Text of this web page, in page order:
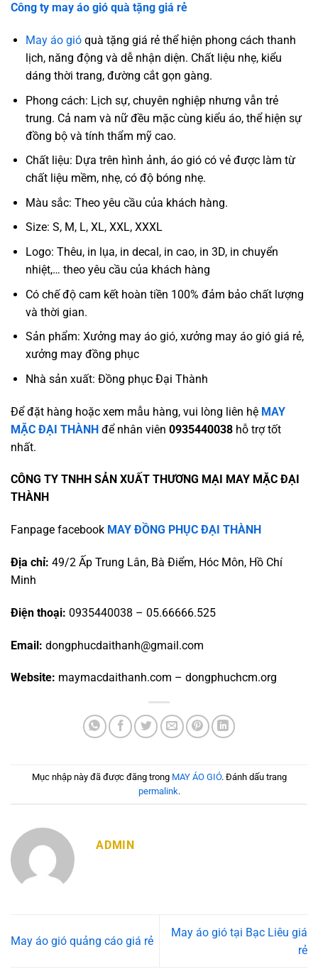
Công ty may áo gió quà tặng giá rẻ
May áo gióquà tặng giá rẻ thể hiện phong cách thanh
lịch, năng động và dễ nhận diện. Chất liệu nhẹ, kiểu
dáng thời trang, đường cắt gọn gàng.
Phong cách: Lịch sự, chuyên nghiệp nhưng vẫn trẻ
trung. Cả nam và nữ đều mặc cùng kiểu áo, thể hiện sự
đồng bộ và tính thẩm mỹ cao.
Chất liệu: Dựa trên hình ảnh, áo gió có vẻ được làm từ
chất liệu mềm, nhẹ, có độ bóng nhẹ.
Màu sắc: Theo yêu cầu của khách hàng.
Size: S, M, L, XL, XXL, XXXL
Logo: Thêu, in lụa, in decal, in cao, in 3D, in chuyển
nhiệt,… theo yêu cầu của khách hàng
Có chế độ cam kết hoàn tiền 100% đảm bảo chất lượng
và thời gian.
Sản phẩm: Xưởng may áo gió, xưởng may áo gió giá rẻ,
xưởng may đồng phục
Nhà sản xuất: Đồng phục Đại Thành
Để đặt hàng hoặc xem mẫu hàng, vui lòng liên hệ MAY
MẶC ĐẠI THÀNH để nhân viên 0935440038 hỗ trợ tốt
nhất.
CÔNG TY TNHH SẢN XUẤT THƯƠNG MẠI MAY MẶC ĐẠI
THÀNH
Fanpage facebook MAY ĐỒNG PHỤC ĐẠI THÀNH
Địa chỉ: 49/2 Ấp Trung Lân, Bà Điểm, Hóc Môn, Hồ Chí
Minh
Điện thoại: 0935440038 – 05.66666.525
Email: dongphucdaithanh@gmail.com
Website: maymacdaithanh.com – dongphuchcm.org
Mục nhập này đã được đăng trong MAY ÁO GIÓ. Đánh dấu trang
permalink.
ADMIN
May áo gió quảng cáo giá rẻ
May áo gió tại Bạc Liêu giá
rẻ